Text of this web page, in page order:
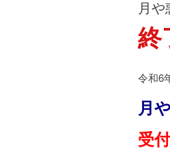
月や
終
令和6
月
受